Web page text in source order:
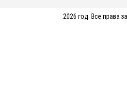
2026 год. Все права